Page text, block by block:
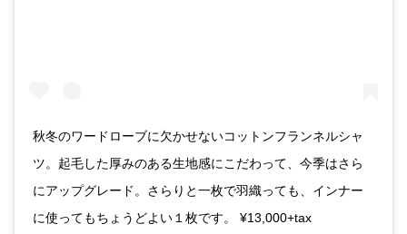
秋冬のワードローブに欠かせないコットンフランネルシャ
ツ。起毛した厚みのある生地感にこだわって、今季はさら
にアップグレード。さらりと一枚で羽織っても、インナー
に使ってもちょうどよい１枚です。 ¥13,000+tax